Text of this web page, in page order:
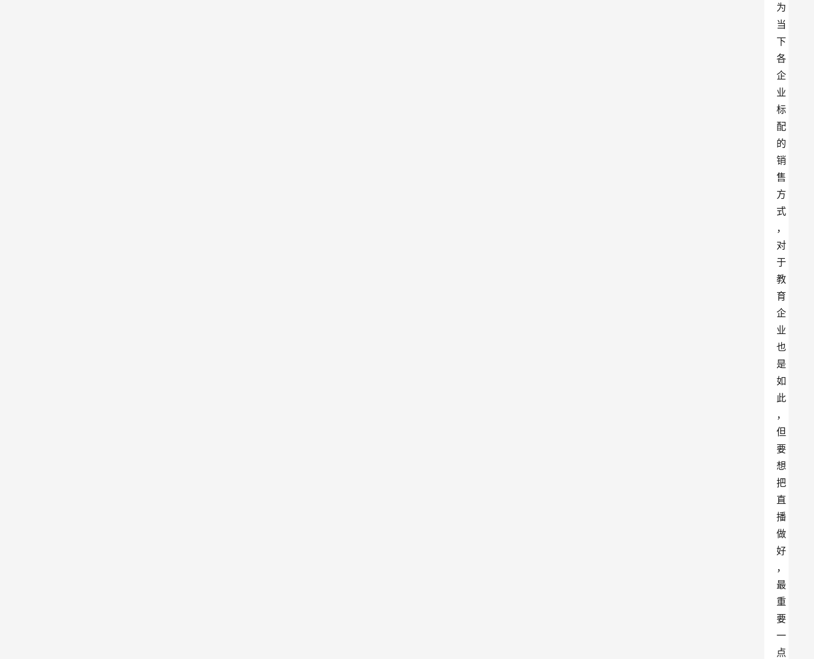
为
当
下
各
企
业
标
配
的
销
售
方
式
，
对
于
教
育
企
业
也
是
如
此
，
但
要
想
把
直
播
做
好
，
最
重
要
一
点